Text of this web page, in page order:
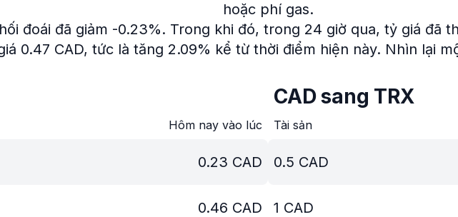
hoặc phí gas.
đoái đã giảm -0.23%. Trong khi đó, trong 24 giờ qua, tỷ giá đã
0.47 CAD, tức là tăng 2.09% kể từ thời điểm hiện này. Nhìn lại
Hôm nay vào lúc
0.23 CAD
0.46 CAD
CAD sang TRX
Tài sản
0.5 CAD
1 CAD